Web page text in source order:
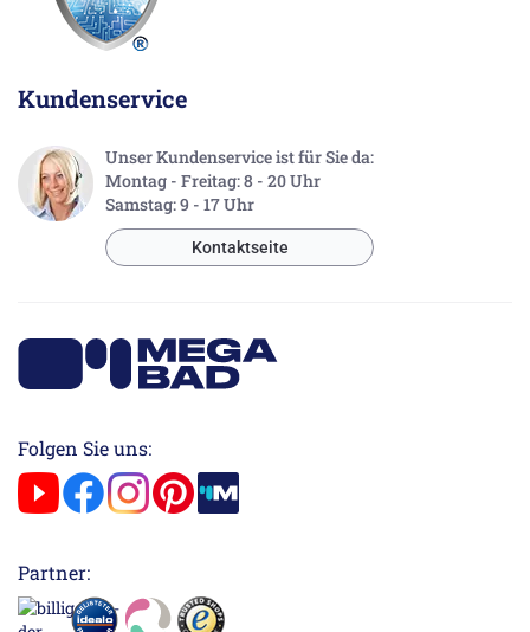
Kundenservice
Unser Kundenservice ist für Sie da:
Montag - Freitag: 8 - 20 Uhr
Samstag: 9 - 17 Uhr
Kontaktseite
Folgen Sie uns:
Partner: